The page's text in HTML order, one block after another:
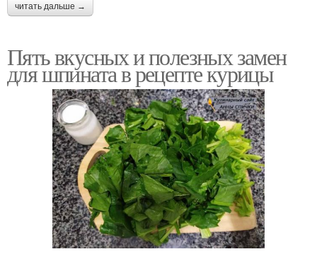
читать дальше →
Пять вкусных и полезных замен
для шпината в рецепте курицы